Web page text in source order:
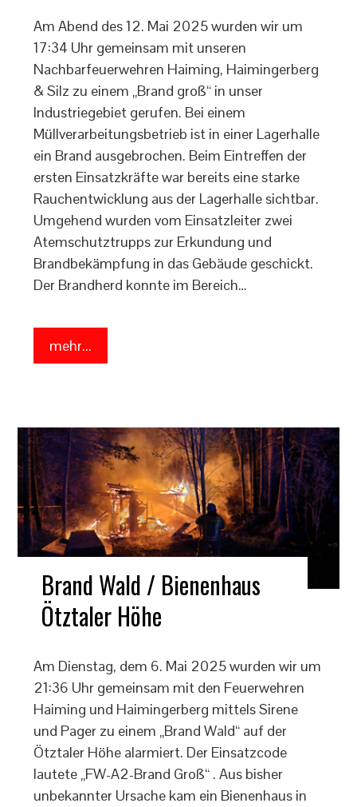
Am Abend des 12. Mai 2025 wurden wir um
17:34 Uhr gemeinsam mit unseren
Nachbarfeuerwehren Haiming, Haimingerberg
& Silz zu einem „Brand groß“ in unser
Industriegebiet gerufen. Bei einem
Müllverarbeitungsbetrieb ist in einer Lagerhalle
ein Brand ausgebrochen. Beim Eintreffen der
ersten Einsatzkräfte war bereits eine starke
Rauchentwicklung aus der Lagerhalle sichtbar.
Umgehend wurden vom Einsatzleiter zwei
Atemschutztrupps zur Erkundung und
Brandbekämpfung in das Gebäude geschickt.
Der Brandherd konnte im Bereich…
mehr...
Brand Wald / Bienenhaus
Ötztaler Höhe
Am Dienstag, dem 6. Mai 2025 wurden wir um
21:36 Uhr gemeinsam mit den Feuerwehren
Haiming und Haimingerberg mittels Sirene
und Pager zu einem „Brand Wald“ auf der
Ötztaler Höhe alarmiert. Der Einsatzcode
lautete „FW-A2-Brand Groß“ . Aus bisher
unbekannter Ursache kam ein Bienenhaus in